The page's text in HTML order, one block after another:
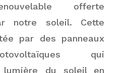
offerte
notre soleil. Cette
par des panneaux
qui
lumière du soleil en